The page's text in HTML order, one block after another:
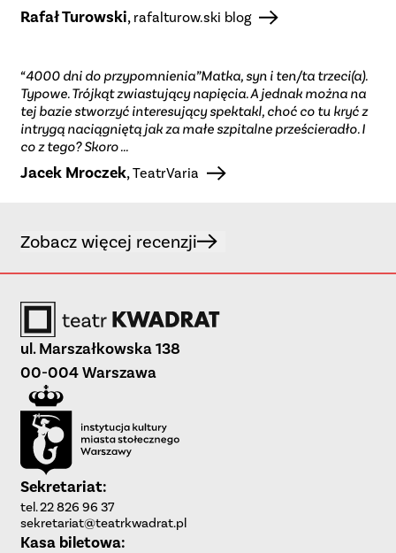
Rafał Turowski, rafalturow.ski blog
“4000 dni do przypomnienia”Matka, syn i ten/ta trzeci(a).
Typowe. Trójkąt zwiastujący napięcia. A jednak można na
tej bazie stworzyć interesujący spektakl, choć co tu kryć z
intrygą naciągniętą jak za małe szpitalne prześcieradło. I
co z tego? Skoro ...
Jacek Mroczek, TeatrVaria
Zobacz więcej recenzji
ul. Marszałkowska 138
00-004 Warszawa
Sekretariat:
tel. 22 826 96 37
sekretariat@teatrkwadrat.pl
Kasa biletowa: